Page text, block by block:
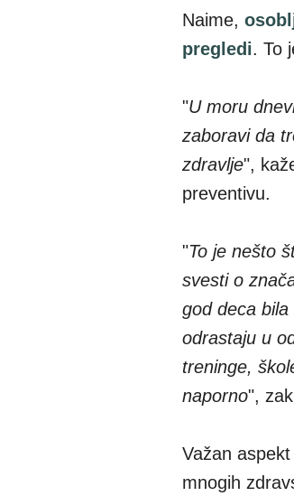
Naime,
pregledi. To
"U moru
zaboravi da
zdravlje",
preventivu.
"To je nešto
svesti o
god deca
odrastaju u
treninge,
naporno",
Važan
mnogih